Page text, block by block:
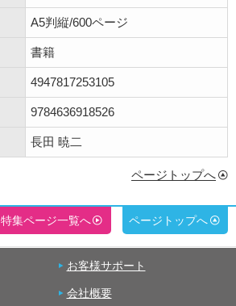
A5判縦/600ページ
書籍
4947817253105
9784636918526
長田 暁二
ページトップへ
特集ページ一覧へ ページトップへ
お客様サポート
会社概要